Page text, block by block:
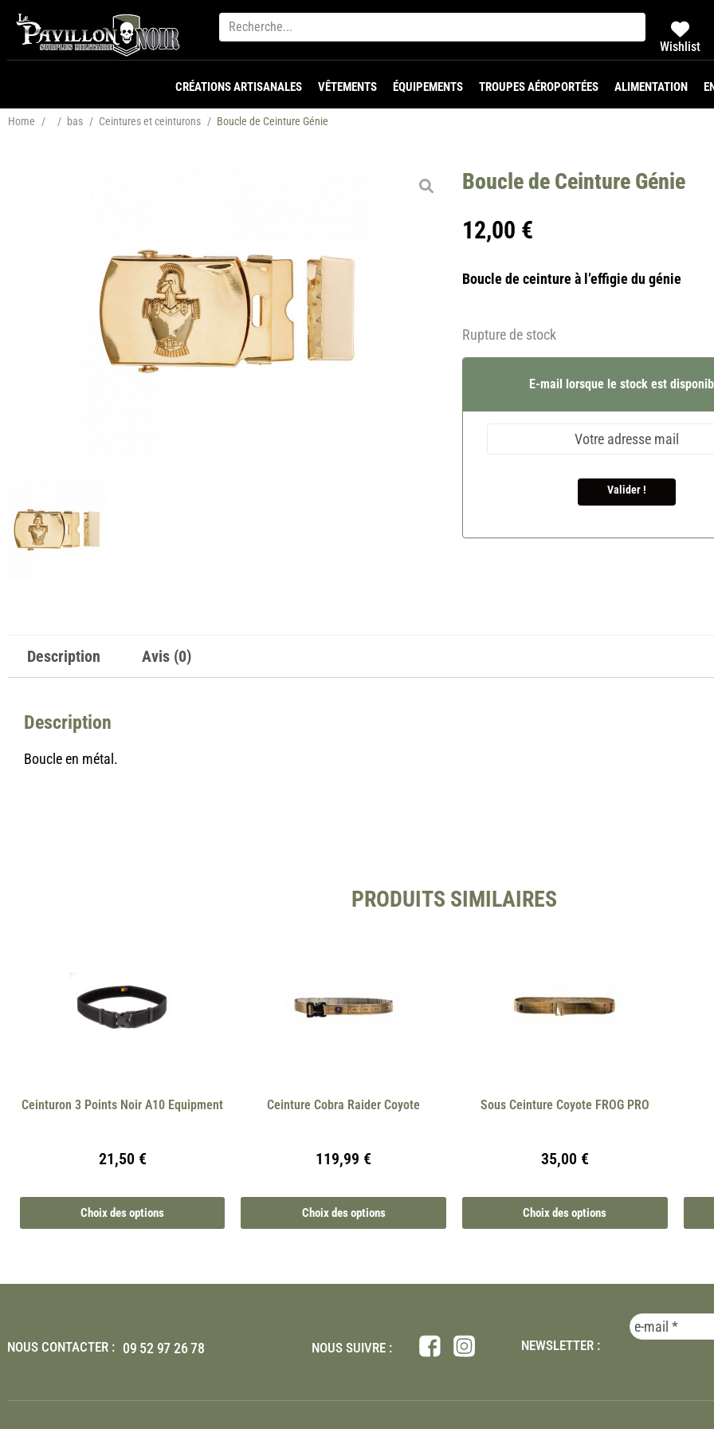
Wishlist
CRÉATIONS ARTISANALES VÊTEMENTS ÉQUIPEMENTS TROUPES AÉROPORTÉES ALIMENTATION
Home / / bas / Ceintures et ceinturons / Boucle de Ceinture Génie
Boucle de Ceinture Génie
12,00 €
Boucle de ceinture à l’effigie du génie
Rupture de stock
E-mail lorsque le stock est
Valider !
Description Avis (0)
Description
Boucle en métal.
PRODUITS SIMILAIRES
Ceinturon 3 Points Noir A10 Equipment
21,50 €
Choix des options
Ceinture Cobra Raider Coyote
119,99 €
Choix des options
Sous Ceinture Coyote FROG PRO
35,00 €
Choix des options
NOUS CONTACTER : 09 52 97 26 78 NOUS SUIVRE : NEWSLETTER :